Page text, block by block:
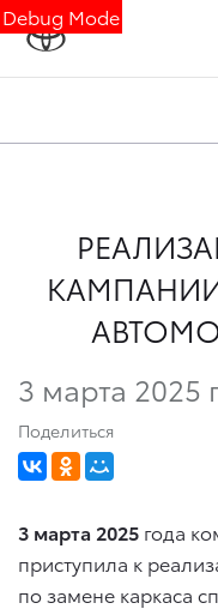
Debug Mode
3 марта 2025
Поделиться
3 марта 2025 года
приступила к
по замене каркаса